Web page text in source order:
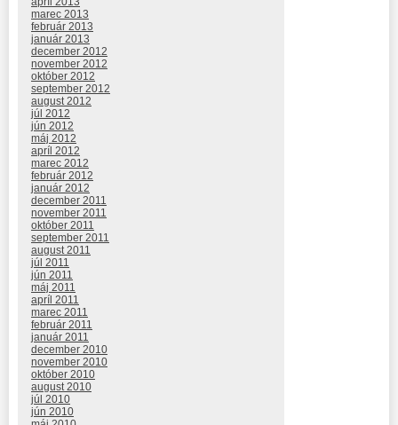
marec 2013
február 2013
január 2013
december 2012
november 2012
október 2012
september 2012
august 2012
júl 2012
jún 2012
máj 2012
apríl 2012
marec 2012
február 2012
január 2012
december 2011
november 2011
október 2011
september 2011
august 2011
júl 2011
jún 2011
máj 2011
apríl 2011
marec 2011
február 2011
január 2011
december 2010
november 2010
október 2010
august 2010
júl 2010
jún 2010